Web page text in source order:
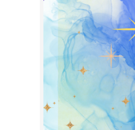
Saltar al